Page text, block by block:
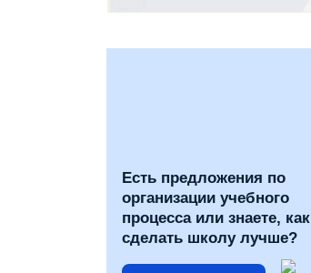
Есть предложения по
организации учебного
процесса или знаете, как
сделать школу лучше?